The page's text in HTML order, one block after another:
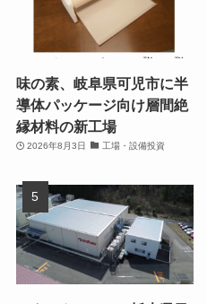
味の素、岐阜県可児市に半
導体パッケージ向け層間絶
縁材料の新工場
2026年8月3日 工場・設備投資